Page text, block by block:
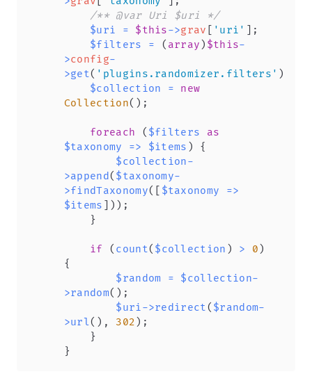
/** @var Uri $uri */
$uri
= $this->grav 'uri'
;
$filters
= ( array ) $this-
>config-
>get( 'plugins.randomizer.filters' )
$collection
=
new
Collection( ) ;
foreach ( $filters
as
$taxonomy
=> $items )
{
$collection-
>append( $taxonomy-
>findTaxonomy( $taxonomy
=>
$items
) ) ;
}
if ( count( $collection ) > 0 )
{
$random
= $collection-
>random( ) ;
$uri->redirect( $random-
>url( ) , 302 ) ;
}
}